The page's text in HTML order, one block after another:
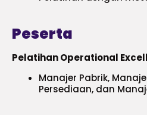
Peserta
Pelatihan Operational
Manajer Pabrik,
Persediaan, dan